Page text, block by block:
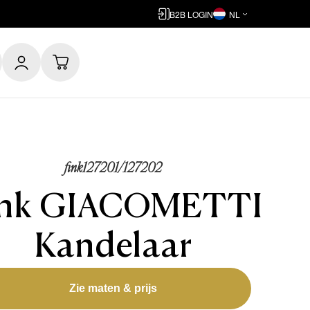
B2B LOGIN NL
fink127201/127202
GIACOMETTI
Kandelaar
Zie maten & prijs